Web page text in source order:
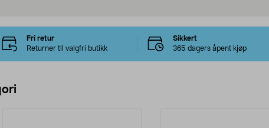
Fri retur
Returner til valgfri butikk
Sikkert
365 dagers åpent kjøp